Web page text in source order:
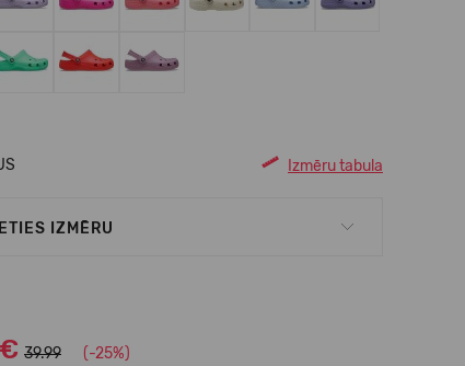
Izmēru tabula
IZMĒRU
39.99 (-25%)